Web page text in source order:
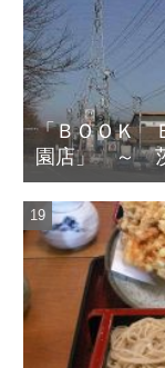
「ＢＯＯＫ
園店」 ～
してます